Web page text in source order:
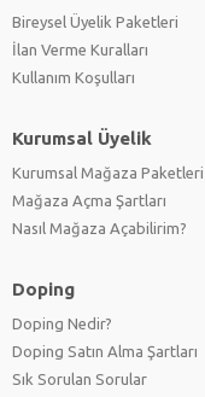
Bireysel Üyelik Paketleri
İlan Verme Kuralları
Kullanım Koşulları
Kurumsal Üyelik
Kurumsal Mağaza Paketleri
Mağaza Açma Şartları
Nasıl Mağaza Açabilirim?
Doping
Doping Nedir?
Doping Satın Alma Şartları
Sık Sorulan Sorular